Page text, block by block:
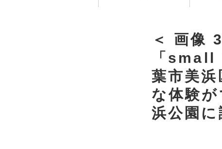
＜ 画像
「
葉市美
な体験
浜公園に